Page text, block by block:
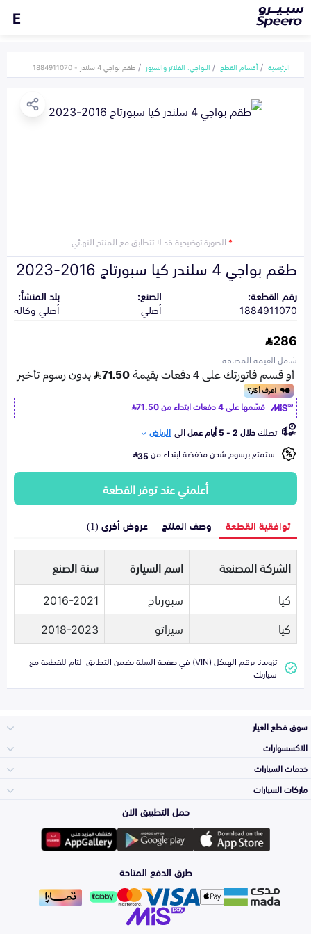
E
الرئيسية أقسام القطع البواجي، الفلاتر والسيور طقم بواجي 4 سلندر - 1884911070
*الصورة توضيحية قد لا تتطابق مع المنتج النهائي
طقم بواجي 4 سلندر كيا سبورتاج 2016-2023
رقم القطعة:
1884911070
الصنع:
أصلي
بلد المنشأ:
أصلي وكالة
286
شامل القيمة المضافة
قسّمها على 4 دفعات ابتداء من
71.50
تصلكخلال 2 - 5 أيام عمل الى الرياض
استمتع برسوم شحن مخفضة ابتداء من35
أعلمني عند توفر القطعة
توافقية القطعة وصف المنتج عروض أخرى (1)
الشركة المصنعة اسم السيارة
سنة الصنع
كيا
سبورتاج
2016-2021
كيا
سيراتو 2018-2023
تزويدنا برقم الهيكل (VIN) في صفحة السلة يضمن التطابق التام للقطعة مع
سيارتك
سوق قطع الغيار
المكائن، القيرات
وملحقاتها
الشمعات
والاصطبات (الاضاءة)
الاكسسوارات
لوازم الرحلات
اكسسوارات العناية
خدمات السيارات
الأكثر مبيعاً
التلميع والعناية
ماركات السيارات
تويوتا
هيونداي
حمل التطبيق الان
طرق الدفع المتاحة